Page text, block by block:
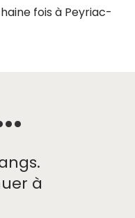
fois à Peyriac-
à